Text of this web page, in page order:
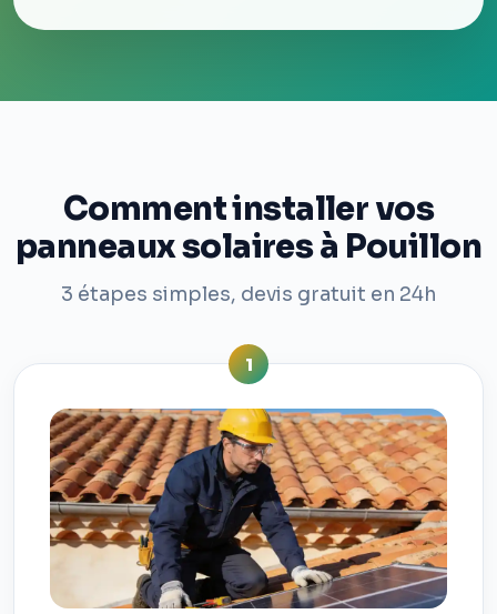
Comment installer vos
panneaux solaires à Pouillon
3 étapes simples, devis gratuit en 24h
1